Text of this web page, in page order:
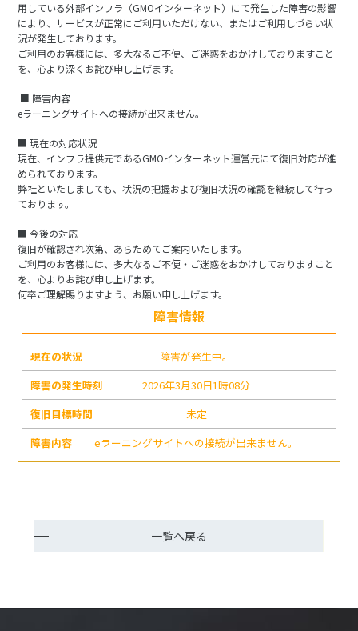
用している外部インフラ（GMOインターネット）にて発生した障害の影響
により、サービスが正常にご利用いただけない、またはご利用しづらい状
況が発生しております。
ご利用のお客様には、多大なるご不便、ご迷惑をおかけしておりますこと
を、心より深くお詫び申し上げます。
■ 障害内容
eラーニングサイトへの接続が出来ません。
■ 現在の対応状況
現在、インフラ提供元であるGMOインターネット運営元にて復旧対応が進
められております。
弊社といたしましても、状況の把握および復旧状況の確認を継続して行っ
ております。
■ 今後の対応
復旧が確認され次第、あらためてご案内いたします。
ご利用のお客様には、多大なるご不便・ご迷惑をおかけしておりますこと
を、心よりお詫び申し上げます。
何卒ご理解賜りますよう、お願い申し上げます。
現
の
状
況
発
生
復
時
障害情報
障害が発生中。
2026年3月30日1時08分
未定
eラーニングサイトへの接続が出来ません。
一覧へ戻る